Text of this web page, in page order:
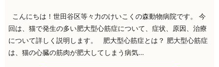
こんにちは！世田谷区等々力のけいこくの森動物病院です。 今
回は、猫で発生の多い肥大型心筋症について、症状、原因、治療
について詳しく説明します。 肥大型心筋症とは？ 肥大型心筋症
は、猫の心臓の筋肉が肥大してしまう病気…